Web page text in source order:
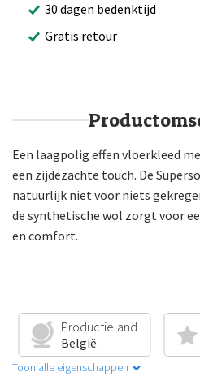
30 dagen bedenktijd
Gratis retour
Een laagpolig effen vloerkleed
een zijdezachte touch. De
natuurlijk niet voor niets
de synthetische wol zorgt voor
en comfort.
Productieland
België
Toon alle eigenschappen